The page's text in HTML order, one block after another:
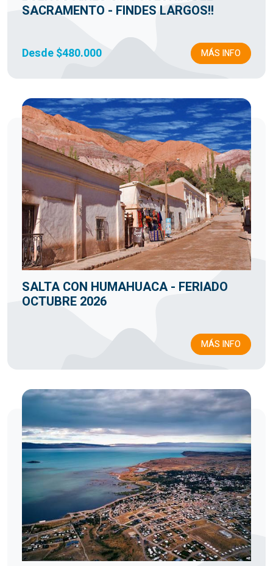
SACRAMENTO - FINDES LARGOS!!
Desde $480.000 MÁS INFO
SALTA CON HUMAHUACA - FERIADO
OCTUBRE 2026
MÁS INFO